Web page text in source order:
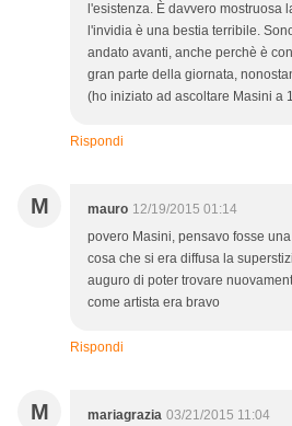
l'esistenza. È davvero mostruosa
l'invidia è una bestia terribile.
andato avanti, anche perchè è
gran parte della giornata,
(ho iniziato ad ascoltare Masini a
Rispondi
M mauro 12/19/2015 01:14
povero Masini, pensavo fosse
cosa che si era diffusa la
auguro di poter trovare
come artista era bravo
Rispondi
M mariagrazia 03/21/2015 11:04